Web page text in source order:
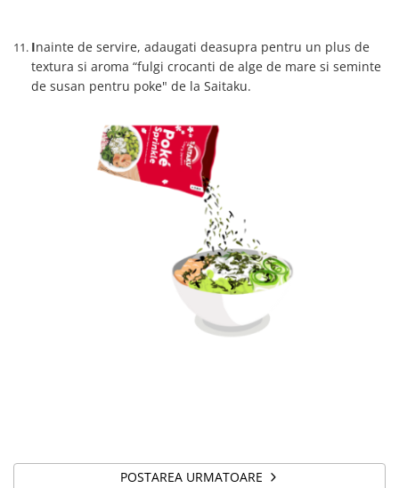
Inainte de servire, adaugati deasupra pentru un plus de
textura si aroma “fulgi crocanti de alge de mare si seminte
de susan pentru poke" de la Saitaku.
POSTAREA URMATOARE